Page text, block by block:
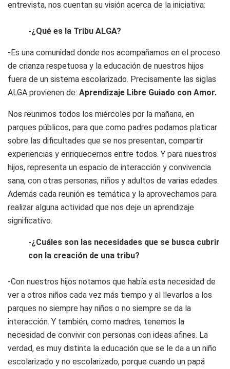
entrevista, nos cuentan su visión acerca de la iniciativa:
-¿Qué es la Tribu ALGA?
-Es una comunidad donde nos acompañamos en el proceso
de crianza respetuosa y la educación de nuestros hijos
fuera de un sistema escolarizado. Precisamente las siglas
ALGA provienen de: Aprendizaje Libre Guiado con Amor.
Nos reunimos todos los miércoles por la mañana, en
parques públicos, para que como padres podamos platicar
sobre las dificultades que se nos presentan, compartir
experiencias y enriquecernos entre todos. Y para nuestros
hijos, representa un espacio de interacción y convivencia
sana, con otras personas, niños y adultos de varias edades.
Además cada reunión es temática y la aprovechamos para
realizar alguna actividad que nos deje un aprendizaje
significativo.
-¿Cuáles son las necesidades que se busca cubrir
con la creación de una tribu?
-Con nuestros hijos notamos que había esta necesidad de
ver a otros niños cada vez más tiempo y al llevarlos a los
parques no siempre hay niños o no siempre se da la
interacción. Y también, como madres, tenemos la
necesidad de convivir con personas con ideas afines. La
verdad, es muy distinta la educación que se le da a un niño
escolarizado y no escolarizado, porque cuando un papá